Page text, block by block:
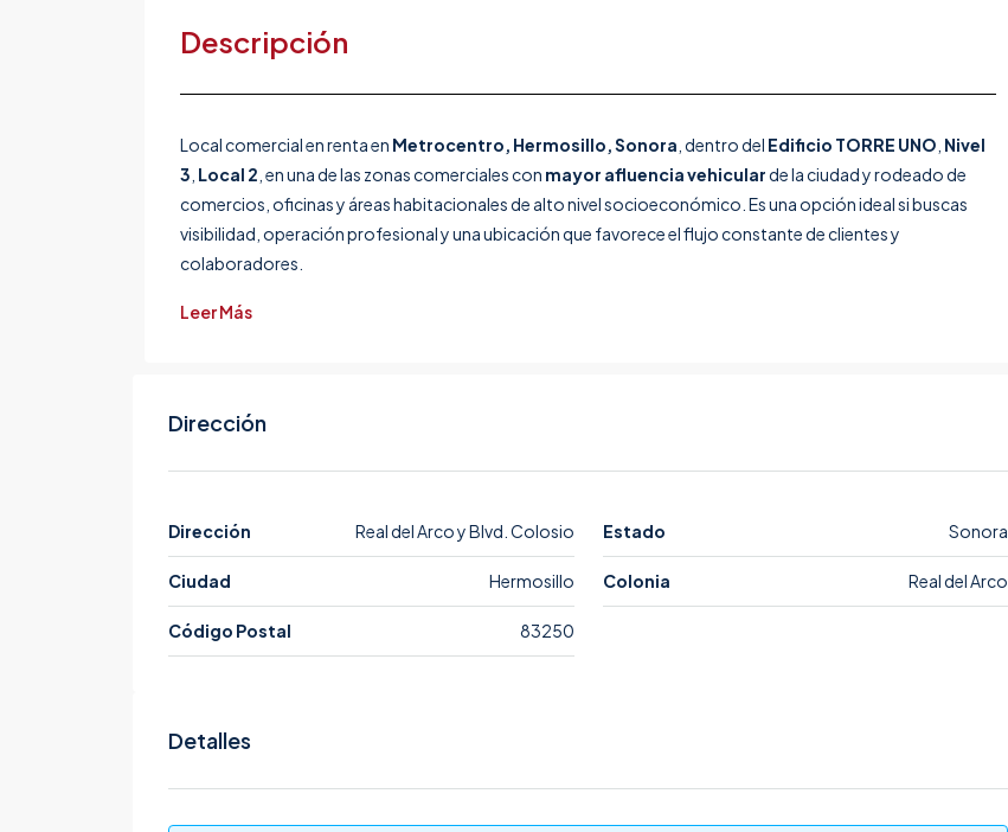
Descripción
Local comercial en renta en Metrocentro, Hermosillo, Sonora , dentro del Edificio TORRE UNO Nivel
3 Local 2 , en una de las zonas comerciales con mayor afluencia vehicularde la ciudad y rodeado de
comercios, oficinas y áreas habitacionales de alto nivel socioeconómico. Es una opción ideal si buscas
visibilidad, operación profesional y una ubicación que favorece el flujo constante de clientes y
colaboradores.
Leer Más
Dirección
Dirección Real del Arco y Blvd. Colosio Estado Sonora
Ciudad Hermosillo Colonia Real del Arco
Código Postal 83250
Detalles